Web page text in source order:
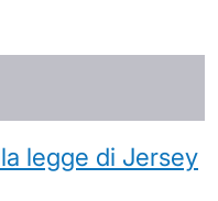
legge di Jersey